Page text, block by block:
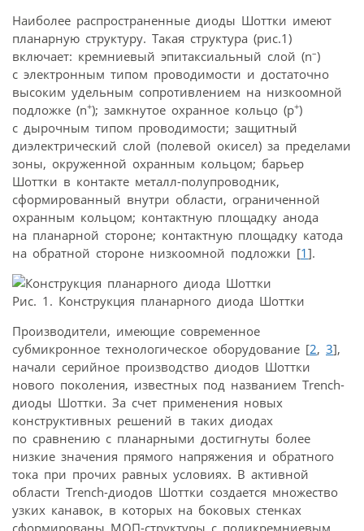
Наиболее распространенные диоды Шоттки имеют
планарную структуру. Такая структура (рис.1)
включает: кремниевый эпитаксиальный слой (n–)
с электронным типом проводимости и достаточно
высоким удельным сопротивлением на низкоомной
подложке (n+); замкнутое охранное кольцо (p+)
с дырочным типом проводимости; защитный
диэлектрический слой (полевой окисел) за пределами
зоны, окруженной охранным кольцом; барьер
Шоттки в контакте металл-полупроводник,
сформированный внутри области, ограниченной
охранным кольцом; контактную площадку анода
на планарной стороне; контактную площадку катода
на обратной стороне низкоомной подложки [1].
Рис. 1. Конструкция планарного диода Шоттки
Производители, имеющие современное
субмикронное технологическое оборудование [2, 3],
начали серийное производство диодов Шоттки
нового поколения, известных под названием Trench-
диоды Шоттки. За счет применения новых
конструктивных решений в таких диодах
по сравнению с планарными достигнуты более
низкие значения прямого напряжения и обратного
тока при прочих равных условиях. В активной
области Trench-диодов Шоттки создается множество
узких канавок, в которых на боковых стенках